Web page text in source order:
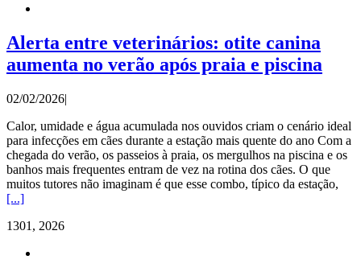
Alerta entre veterinários: otite canina
aumenta no verão após praia e piscina
02/02/2026|
Calor, umidade e água acumulada nos ouvidos criam o cenário ideal
para infecções em cães durante a estação mais quente do ano Com a
chegada do verão, os passeios à praia, os mergulhos na piscina e os
banhos mais frequentes entram de vez na rotina dos cães. O que
muitos tutores não imaginam é que esse combo, típico da estação,
[...]
1301, 2026